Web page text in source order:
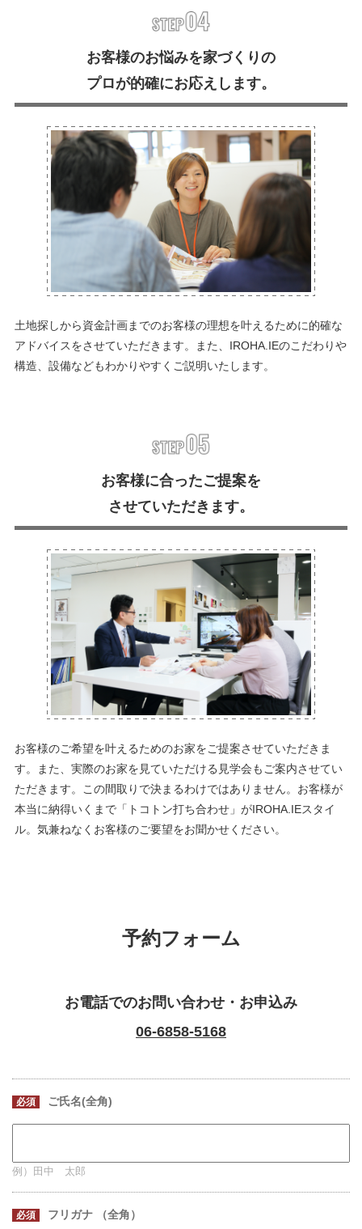
お客様のお悩みを家づくりの
プロが的確にお応えします。
土地探しから資金計画までのお客様の理想を叶えるために的確な
アドバイスをさせていただきます。また、IROHA.IEのこだわりや
構造、設備などもわかりやすくご説明いたします。
お客様に合ったご提案を
させていただきます。
お客様のご希望を叶えるためのお家をご提案させていただきま
す。また、実際のお家を見ていただける見学会もご案内させてい
ただきます。この間取りで決まるわけではありません。お客様が
本当に納得いくまで「トコトン打ち合わせ」がIROHA.IEスタイ
ル。気兼ねなくお客様のご要望をお聞かせください。
予約フォーム
お電話でのお問い合わせ・お申込み
06-6858-5168
必須 ご氏名(全角)
例）田中 太郎
必須 フリガナ （全角）